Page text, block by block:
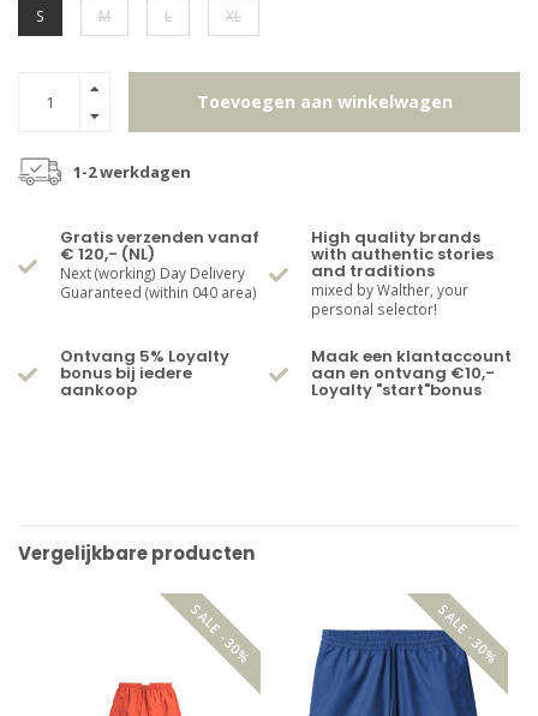
S M L XL
Toevoegen aan winkelwagen
1-2 werkdagen
Gratis verzenden vanaf
€ 120,- (NL)
Next (working) Day Delivery
Guaranteed (within 040 area)
High quality brands
with authentic stories
and traditions
mixed by Walther, your
personal selector!
Ontvang 5% Loyalty
bonus bij iedere
aankoop
Maak een klantaccount
aan en ontvang €10,-
Loyalty "start"bonus
Vergelijkbare producten
SALE -30% SALE -30%